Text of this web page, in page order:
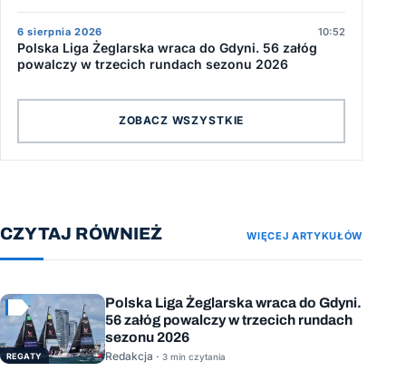
6 sierpnia 2026 10:52
Polska Liga Żeglarska wraca do Gdyni. 56 załóg
powalczy w trzecich rundach sezonu 2026
ZOBACZ WSZYSTKIE
CZYTAJ RÓWNIEŻ WIĘCEJ ARTYKUŁÓW
REGATY
Polska Liga Żeglarska wraca do Gdyni.
56 załóg powalczy w trzecich rundach
sezonu 2026
Redakcja · 3 min czytania